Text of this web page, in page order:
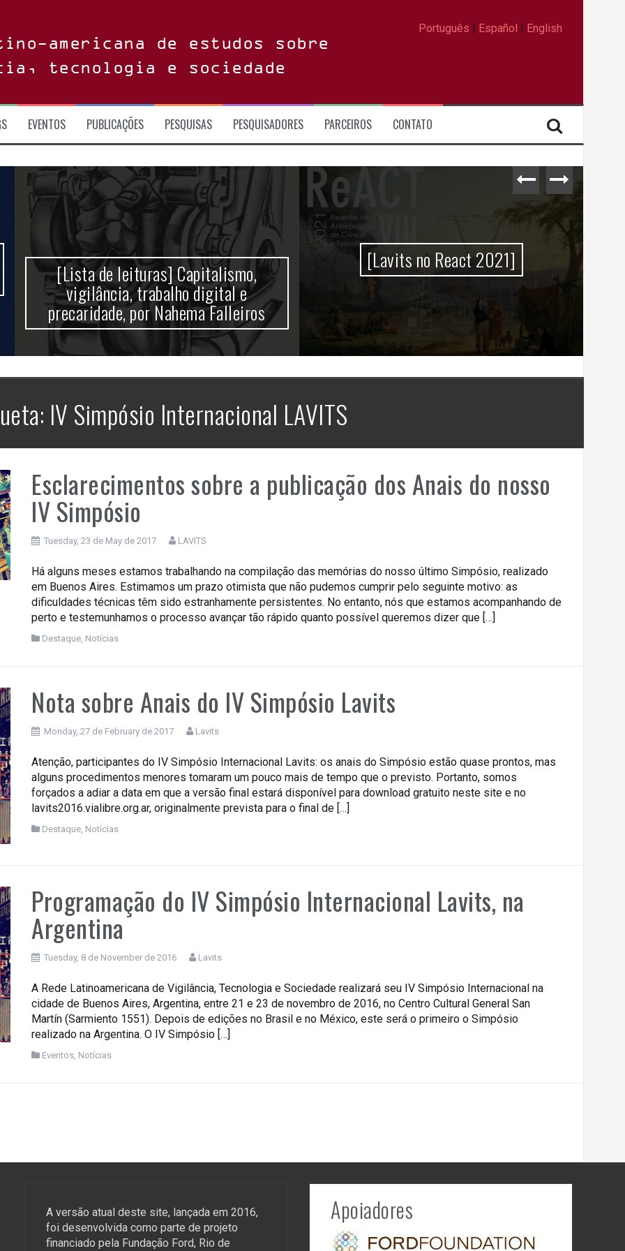
Português | Español | English
americana de estudos sobre
tecnologia e sociedade
EVENTOS PUBLICAÇÕES PESQUISAS PESQUISADORES PARCEIROS CONTATO
[Lista de leituras] Capitalismo,
vigilância, trabalho digital e
precaridade, por Nahema Falleiros
[Lavits no React 2021]
IV Simpósio Internacional LAVITS
Esclarecimentos sobre a publicação dos Anais do nosso
IV Simpósio
Tuesday, 23 de May de 2017 LAVITS
Há alguns meses estamos trabalhando na compilação das memórias do nosso último Simpósio, realizado
em Buenos Aires. Estimamos um prazo otimista que não pudemos cumprir pelo seguinte motivo: as
dificuldades técnicas têm sido estranhamente persistentes. No entanto, nós que estamos acompanhando de
perto e testemunhamos o processo avançar tão rápido quanto possível queremos dizer que […]
Destaque, Notícias
Nota sobre Anais do IV Simpósio Lavits
Monday, 27 de February de 2017 Lavits
Atenção, participantes do IV Simpósio Internacional Lavits: os anais do Simpósio estão quase prontos, mas
alguns procedimentos menores tomaram um pouco mais de tempo que o previsto. Portanto, somos
forçados a adiar a data em que a versão final estará disponível para download gratuito neste site e no
lavits2016.vialibre.org.ar, originalmente prevista para o final de […]
Destaque, Notícias
Programação do IV Simpósio Internacional Lavits, na
Argentina
Tuesday, 8 de November de 2016 Lavits
A Rede Latinoamericana de Vigilância, Tecnologia e Sociedade realizará seu IV Simpósio Internacional na
cidade de Buenos Aires, Argentina, entre 21 e 23 de novembro de 2016, no Centro Cultural General San
Martín (Sarmiento 1551). Depois de edições no Brasil e no México, este será o primeiro o Simpósio
realizado na Argentina. O IV Simpósio […]
Eventos Notícias
A versão atual deste site, lançada em 2016,
foi desenvolvida como parte de projeto
financiado pela Fundação Ford, Rio de
Apoiadores